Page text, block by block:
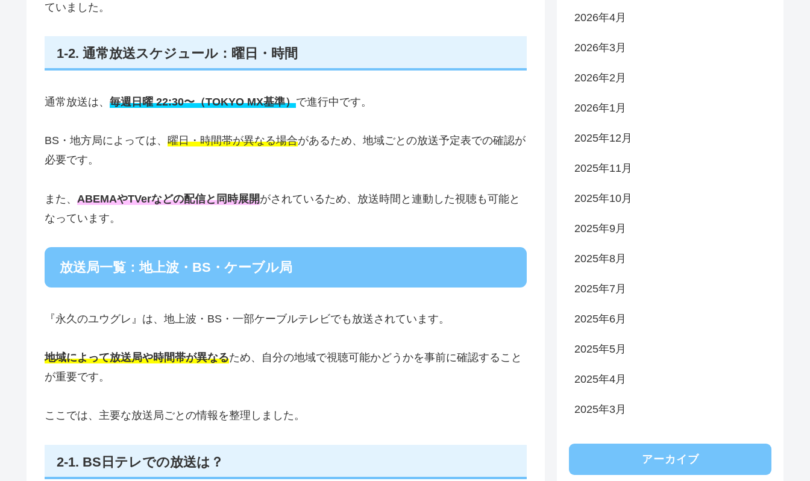
ていました。
1‑2. 通常放送スケジュール：曜日・時間
通常放送は、 毎週日曜 22:30〜（TOKYO MX基準）で進行中です。
BS・地方局によっては、 曜日・時間帯が異なる場合があるため、地域ごとの放送予定表での確認が
必要です。
また、 ABEMAやTVerなどの配信と同時展開がされているため、放送時間と連動した視聴も可能と
なっています。
放送局一覧：地上波・BS・ケーブル局
『永久のユウグレ』は、地上波・BS・一部ケーブルテレビでも放送されています。
地域によって放送局や時間帯が異なるため、自分の地域で視聴可能かどうかを事前に確認すること
が重要です。
ここでは、主要な放送局ごとの情報を整理しました。
2‑1. BS日テレでの放送は？
2026年4月
2026年3月
2026年2月
2026年1月
2025年12月
2025年11月
2025年10月
2025年9月
2025年8月
2025年7月
2025年6月
2025年5月
2025年4月
2025年3月
アーカイブ